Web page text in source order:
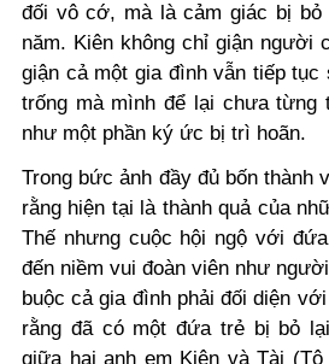
đối vô cớ, mà là cảm giác bị
năm. Kiên không chỉ giận người
giận cả một gia đình vẫn tiếp tục
trống mà mình để lại chưa từng
như một phần ký ức bị trì hoãn.
Trong bức ảnh đầy đủ bốn thành
rằng hiện tại là thành quả của
Thế nhưng cuộc hội ngộ với
đến niềm vui đoàn viên như
buộc cả gia đình phải đối diện
rằng đã có một đứa trẻ bị bỏ
giữa hai anh em Kiên và Tài